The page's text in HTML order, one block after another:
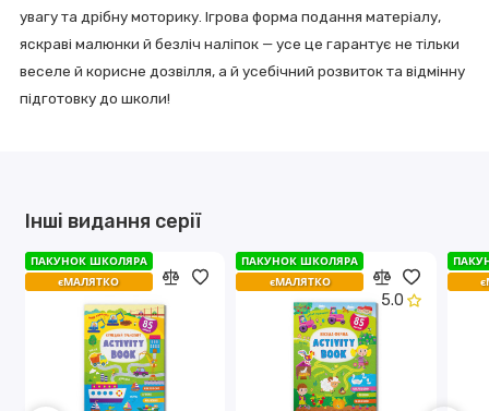
увагу та дрібну моторику. Ігрова форма подання матеріалу,
яскраві малюнки й безліч наліпок — усе це гарантує не тільки
веселе й корисне дозвілля, а й усебічний розвиток та відмінну
підготовку до школи!
Інші видання серії
ПАКУНОК ШКОЛЯРА
єМАЛЯТКО
ПАКУНОК ШКОЛЯРА
єМАЛЯТКО
5.0
ПАКУНОК ШКОЛЯРА
єМАЛЯТКО
ПАКУНОК ШКОЛЯРА
єМАЛЯТКО